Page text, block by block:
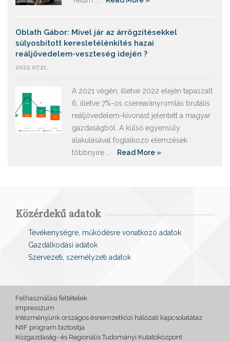
Oblath Gábor: Mivel jár az árrögzítésekkel
súlyosbított keresletélénkítés hazai
reáljövedelem-veszteség idején ?
2022.07.21.
A 2021 végén, illetve 2022 elején tapaszalt
6, illetve 7%-os cserearányromlás brutális
reáljövedelem-kivonást jelentett a magyar
gazdaságból. A külső egyensúly
alakulásával foglalkozó elemzések
többnyire ...
Read More »
Közérdekű adatok
Tevékenységre, működésre vonatkozó adatok
Gazdálkodási adatok
Szervezeti, személyzeti adatok
Felhasználási feltételek
Impresszum
Intézményünk országos ésnemzetközi hálózati kapcsolatátaz
NIIF program biztosítja
Közgazdaság- és Regionális Tudományi Kutatóközpont